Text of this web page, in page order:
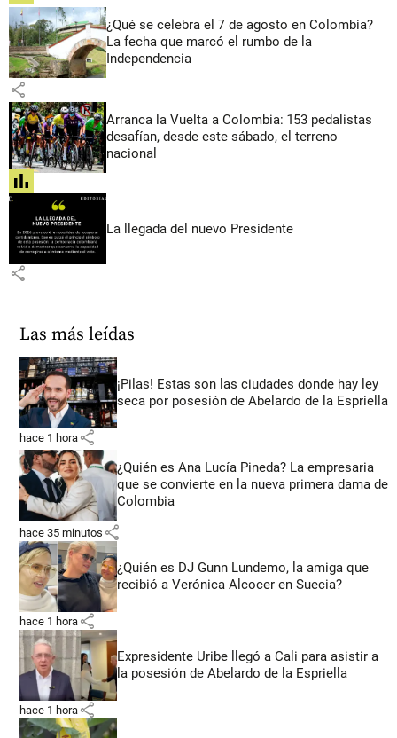
¿Qué se celebra el 7 de agosto en Colombia?
La fecha que marcó el rumbo de la
Independencia
share
Arranca la Vuelta a Colombia: 153 pedalistas
desafían, desde este sábado, el terreno
nacional
share
La llegada del nuevo Presidente
share
Las más leídas
¡Pilas! Estas son las ciudades donde hay ley
seca por posesión de Abelardo de la Espriella
hace 1 hora share
¿Quién es Ana Lucía Pineda? La empresaria
que se convierte en la nueva primera dama de
Colombia
hace 35 minutos share
¿Quién es DJ Gunn Lundemo, la amiga que
recibió a Verónica Alcocer en Suecia?
hace 1 hora share
Expresidente Uribe llegó a Cali para asistir a
la posesión de Abelardo de la Espriella
hace 1 hora share